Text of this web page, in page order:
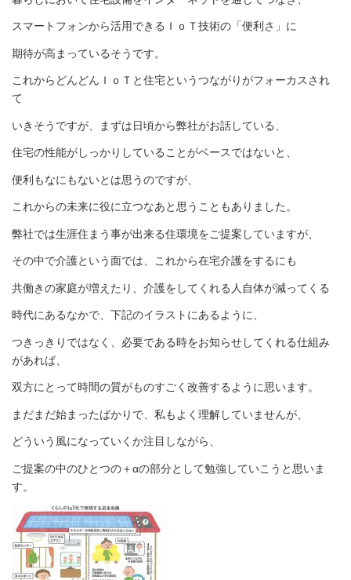
スマートフォンから活用できるＩｏＴ技術の「便利さ」に
期待が高まっているそうです。
これからどんどんＩｏＴと住宅というつながりがフォーカスされ
て
いきそうですが、まずは日頃から弊社がお話している、
住宅の性能がしっかりしていることがベースではないと、
便利もなにもないとは思うのですが、
これからの未来に役に立つなあと思うこともありました。
弊社では生涯住まう事が出来る住環境をご提案していますが、
その中で介護という面では、これから在宅介護をするにも
共働きの家庭が増えたり、介護をしてくれる人自体が減ってくる
時代にあるなかで、下記のイラストにあるように、
つきっきりではなく、必要である時をお知らせしてくれる仕組み
があれば、
双方にとって時間の質がものすごく改善するように思います。
まだまだ始まったばかりで、私もよく理解していませんが、
どういう風になっていくか注目しながら、
ご提案の中のひとつの＋αの部分として勉強していこうと思いま
す。